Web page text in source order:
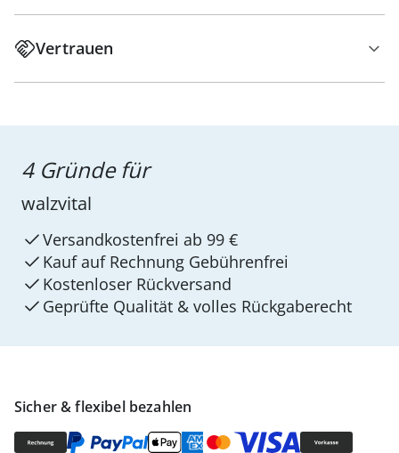
Vertrauen
Sicher & flexibel bezahlen
4 Gründe für
walzvital
Versandkostenfrei ab 99 €
Kauf auf Rechnung Gebührenfrei
Kostenloser Rückversand
Geprüfte Qualität & volles Rückgaberecht